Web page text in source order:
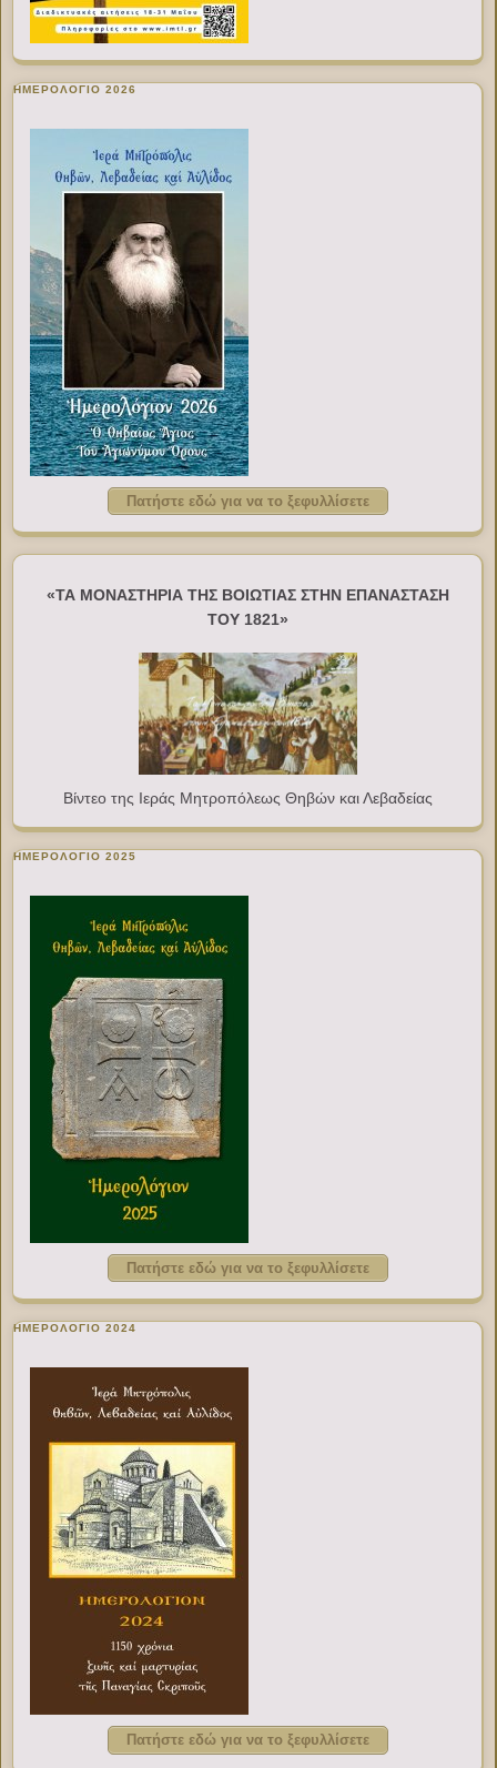
ΗΜΕΡΟΛΟΓΙΟ 2026
Πατήστε εδώ για να το ξεφυλλίσετε
«ΤΑ ΜΟΝΑΣΤΗΡΙΑ ΤΗΣ ΒΟΙΩΤΙΑΣ ΣΤΗΝ ΕΠΑΝΑΣΤΑΣΗ
ΤΟΥ 1821»
Βίντεο της Ιεράς Μητροπόλεως Θηβών και Λεβαδείας
ΗΜΕΡΟΛΟΓΙΟ 2025
Πατήστε εδώ για να το ξεφυλλίσετε
ΗΜΕΡΟΛΟΓΙΟ 2024
Πατήστε εδώ για να το ξεφυλλίσετε